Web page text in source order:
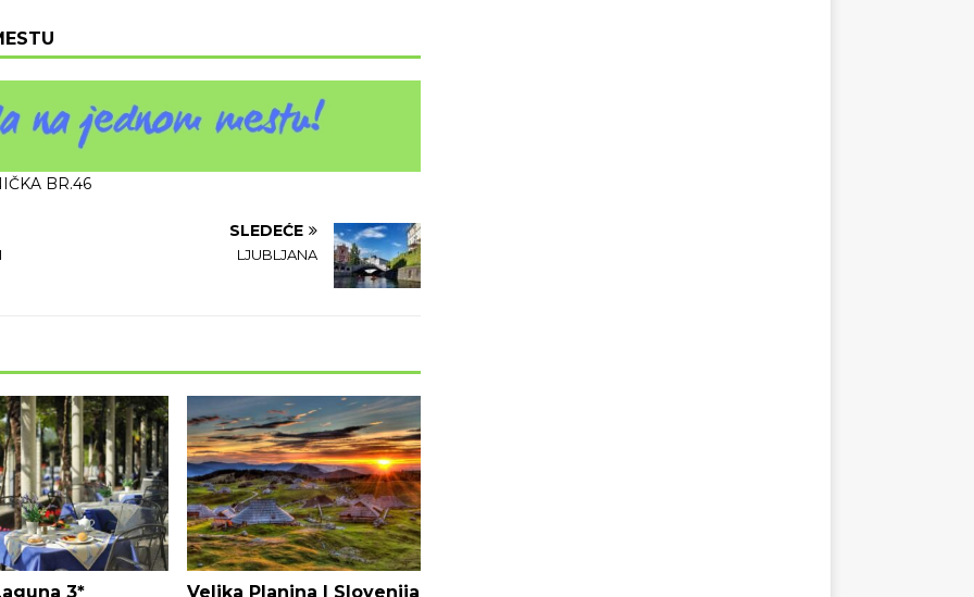
BR.46
SLEDEĆE
LJUBLJANA
3* Velika Planina | Slovenija